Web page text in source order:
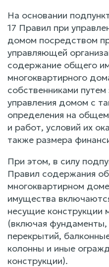
На основании
17 Правил при
домом посредством
управляющей
содержание общего
многоквартирного
собственниками
управления домом с
определения на
и работ, условий их
также размера
При этом, в силу
Правил содержания
многоквартирном
имущества
несущие конструкции
(включая
перекрытий,
колонны и иные
конструкции).